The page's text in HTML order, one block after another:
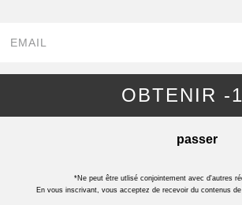
OBTENIR -
passer
*Ne peut être utlisé conjointement avec d'autres
En vous inscrivant, vous acceptez de recevoir du contenus